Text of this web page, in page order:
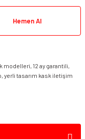
Hemen Al
modelleri, 12 ay garantili,
yerli tasarım kask iletişim